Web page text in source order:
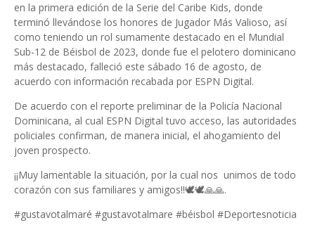
en la primera edición de la Serie del Caribe Kids, donde
terminó llevándose los honores de Jugador Más Valioso, así
como teniendo un rol sumamente destacado en el Mundial
Sub-12 de Béisbol de 2023, donde fue el pelotero dominicano
más destacado, falleció este sábado 16 de agosto, de
acuerdo con información recabada por ESPN Digital.
De acuerdo con el reporte preliminar de la Policía Nacional
Dominicana, al cual ESPN Digital tuvo acceso, las autoridades
policiales confirman, de manera inicial, el ahogamiento del
joven prospecto.
¡¡Muy lamentable la situación, por la cual nos unimos de todo
corazón con sus familiares y amigos!!🕊🕊🙏🙏.
#gustavotalmaré #gustavotalmare #béisbol #Deportesnoticia